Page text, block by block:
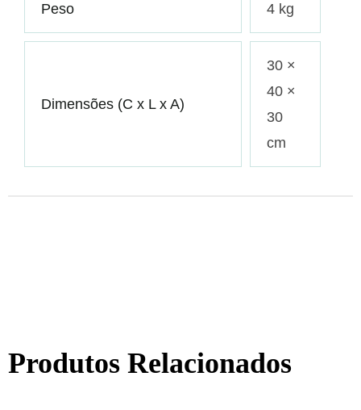
Peso 4 kg
Dimensões (C x L x A)
30 ×
40 ×
30
cm
Produtos Relacionados